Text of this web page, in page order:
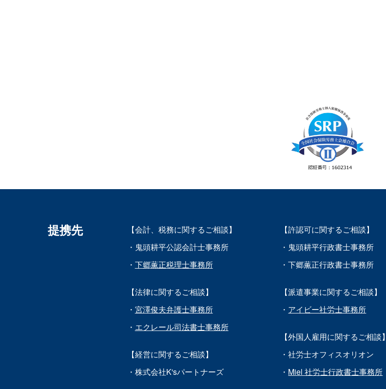
提携先
【会計、税務に関するご相談】
・鬼頭耕平公認会計士事務所
・ 下郷薫正税理士事務所
【法律に関するご相談】
・ 宮澤俊夫弁護士事務所
・ エクレール司法書士事務所
【経営に関するご相談】
・株式会社K'sパートナーズ
【許認可に関するご相談】
・鬼頭耕平行政書士事務所
・下郷薫正行政書士事務所
【派遣事業に関するご相談】
・ アイビー社労士事務所
【外国人雇用に関するご相談】
・社労士オフィスオリオン
・ Miel 社労士行政書士事務所